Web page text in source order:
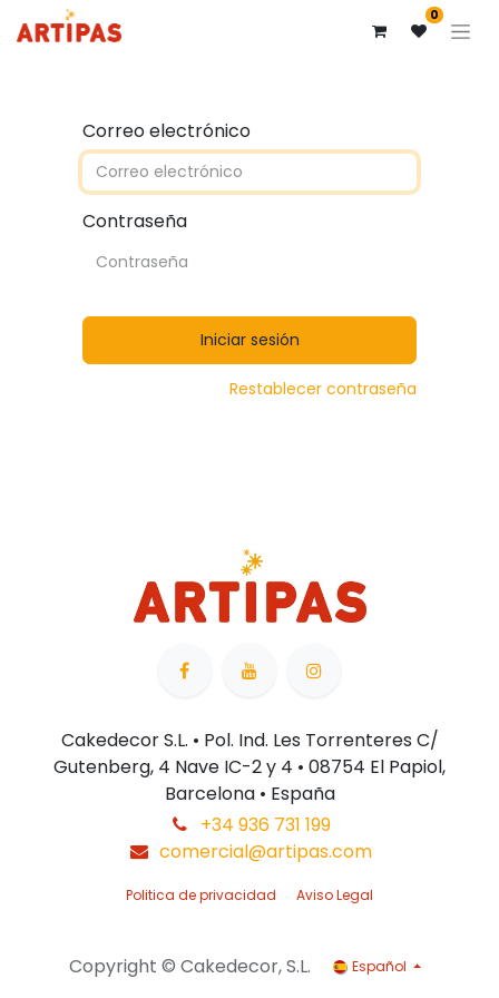
0
Correo electrónico
Contraseña
Iniciar sesión
Restablecer contraseña
Cakedecor S.L. • Pol. Ind. Les Torrenteres C/
Gutenberg, 4 Nave IC-2 y 4 • 08754 El Papiol,
Barcelona • España
+34 936 731 199
comercial@artipas.com
Politica de privacidad Aviso Legal
Copyright © Cakedecor, S.L. Español